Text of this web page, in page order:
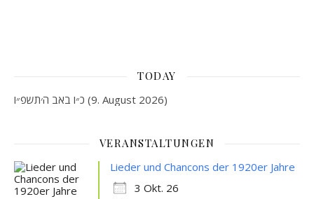
TODAY
כ״ו באב ה׳תשפ״ו (9. August 2026)
VERANSTALTUNGEN
Lieder und Chancons der 1920er Jahre
3 Okt. 26